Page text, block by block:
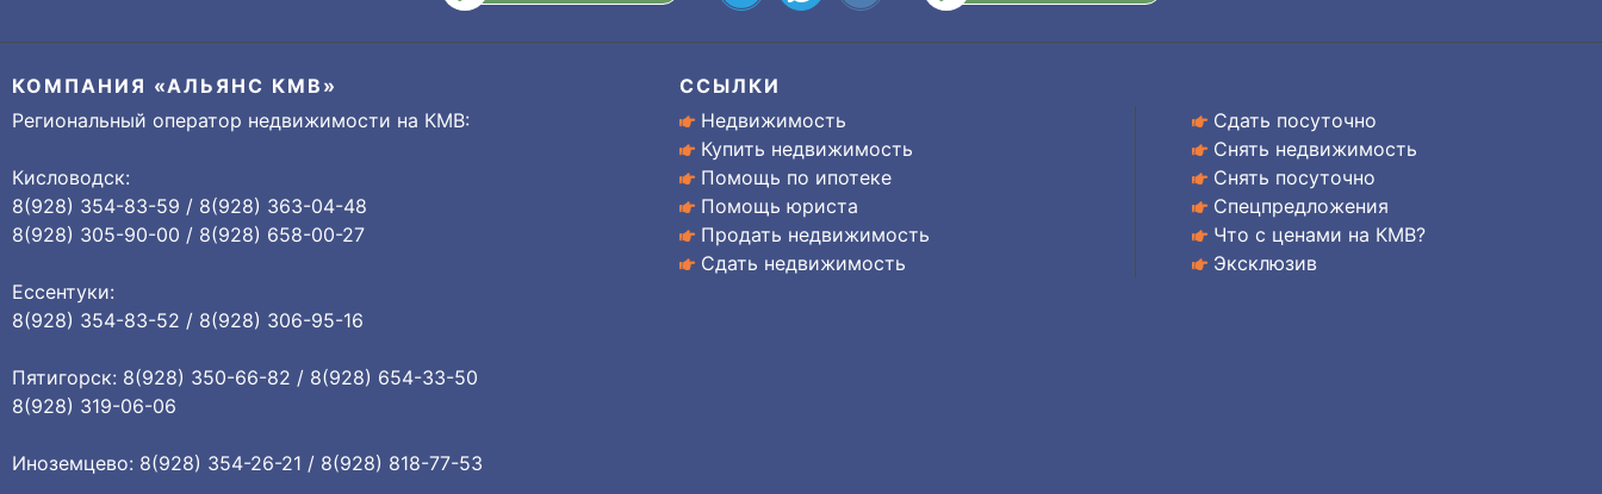
КОМПАНИЯ «АЛЬЯНС КМВ»
Региональный оператор недвижимости на КМВ:
Кисловодск:
8(928) 354-83-59 / 8(928) 363-04-48
8(928) 305-90-00 / 8(928) 658-00-27
Ессентуки:
8(928) 354-83-52 / 8(928) 306-95-16
Пятигорск: 8(928) 350-66-82 / 8(928) 654-33-50
8(928) 319-06-06
Иноземцево: 8(928) 354-26-21 / 8(928) 818-77-53
ССЫЛКИ
Недвижимость
Купить недвижимость
Помощь по ипотеке
Помощь юриста
Продать недвижимость
Сдать недвижимость
Сдать посуточно
Снять недвижимость
Снять посуточно
Спецпредложения
Что с ценами на КМВ?
Эксклюзив